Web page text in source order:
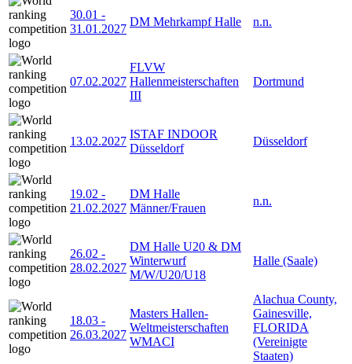
30.01 -
31.01.2027
DM Mehrkampf Halle n.n.
07.02.2027
FLVW
Hallenmeisterschaften
III
Dortmund
13.02.2027
ISTAF INDOOR
Düsseldorf
Düsseldorf
19.02 -
21.02.2027
DM Halle
Männer/Frauen
n.n.
26.02 -
28.02.2027
DM Halle U20 & DM
Winterwurf
M/W/U20/U18
Halle (Saale)
18.03 -
26.03.2027
Masters Hallen-
Weltmeisterschaften
WMACI
Alachua County,
Gainesville,
FLORIDA
(Vereinigte
Staaten)